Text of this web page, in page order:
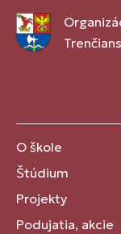
O škole
Štúdium
Projekty
Podujatia, akcie